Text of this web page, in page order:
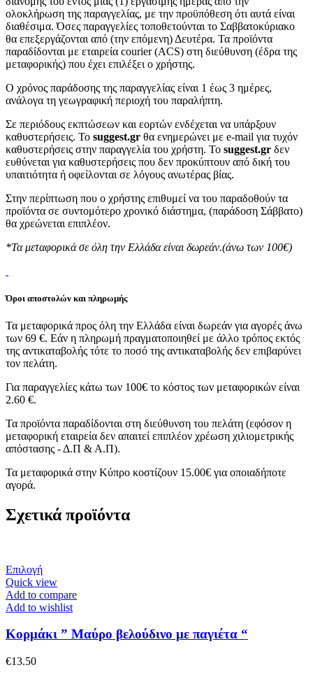
ολοκλήρωση της παραγγελίας, με την προϋπόθεση ότι αυτά είναι
διαθέσιμα. Όσες παραγγελίες τοποθετούνται το Σαββατοκύριακο
θα επεξεργάζονται από (την επόμενη) Δευτέρα. Τα προϊόντα
παραδίδονται με εταιρεία courier (ACS) στη διεύθυνση (έδρα της
μεταφορικής) που έχει επιλέξει ο χρήστης.
Ο χρόνος παράδοσης της παραγγελίας είναι 1 έως 3 ημέρες,
ανάλογα τη γεωγραφική περιοχή του παραλήπτη.
Σε περιόδους εκπτώσεων και εορτών ενδέχεται να υπάρξουν
καθυστερήσεις. Το suggest.gr θα ενημερώνει με e-mail για τυχόν
καθυστερήσεις στην παραγγελία του χρήστη. Το suggest.gr δεν
ευθύνεται για καθυστερήσεις που δεν προκύπτουν από δική του
υπαιτιότητα ή οφείλονται σε λόγους ανωτέρας βίας.
Στην περίπτωση που ο χρήστης επιθυμεί να του παραδοθούν τα
προϊόντα σε συντομότερο χρονικό διάστημα, (παράδοση Σάββατο)
θα χρεώνεται επιπλέον.
*Τα μεταφορικά σε όλη την Ελλάδα είναι δωρεάν.(άνω των 100€)
Όροι αποστολών και πληρωμής
Τα μεταφορικά προς όλη την Ελλάδα είναι δωρεάν για αγορές άνω
των 69 €. Εάν η πληρωμή πραγματοποιηθεί με άλλο τρόπος εκτός
της αντικαταβολής τότε το ποσό της αντικαταβολής δεν επιβαρύνει
τον πελάτη.
Για παραγγελίες κάτω των 100€ το κόστος των μεταφορικών είναι
2.60 €.
Τα προϊόντα παραδίδονται στη διεύθυνση του πελάτη (εφόσον η
μεταφορική εταιρεία δεν απαιτεί επιπλέον χρέωση χιλιομετρικής
απόστασης - Δ.Π & Α.Π).
Τα μεταφορικά στην Κύπρο κοστίζουν 15.00€ για οποιαδήποτε
αγορά.
Σχετικά προϊόντα
ΕπιλογήΑυτό
το
προϊόν
έχει
παραλλαγές.
Quick view
Add to compare
Add to wishlist
Κορμάκι ” Μαύρο βελούδινο με παγιέτα “
€13.50